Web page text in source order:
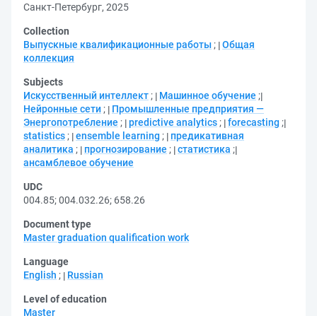
Санкт-Петербург, 2025
Collection
Выпускные квалификационные работы ; Общая
коллекция
Subjects
Искусственный интеллект ; Машинное обучение ;
Нейронные сети ;
Промышленные предприятия —
Энергопотребление ; predictive analytics ; forecasting ;
statistics ; ensemble learning ;
предикативная
аналитика ; прогнозирование ; статистика ;
ансамблевое обучение
UDC
004.85;004.032.26; 658.26
Document type
Master graduation qualification work
Language
English ; Russian
Level of education
Master